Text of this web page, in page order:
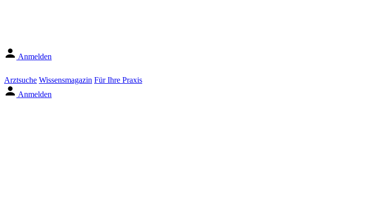
Anmelden
Arztsuche Wissensmagazin Für Ihre Praxis
Anmelden